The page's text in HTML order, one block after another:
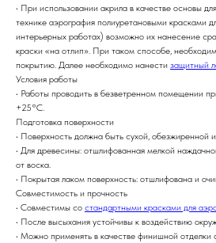
• При использовании акрила в качестве основы
технике аэрография полиуретановыми красками
интерьерных работах) возможно их нанесение
краски «на отлип». При таком способе,
покрытию. Далее необходимо нанести защитный
Условия работы
• Работы проводить в безветренном помещении
+25°С.
Подготовка поверхности
• Поверхность должна быть сухой, обезжиренной
• Для древесины: отшлифованная мелкой
от воска.
• Покрытая лаком поверхность: отшлифована и
Совместимость и прочность
• Совместимы со стандартными красками для
• После высыхания устойчивы к воздействию
• Можно применять в качестве финишной отделки